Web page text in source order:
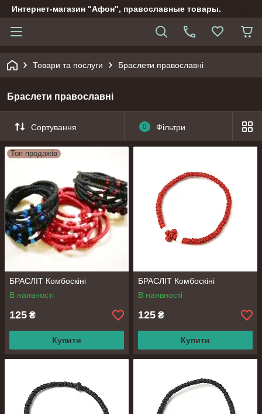
Интернет-магазин "Афон", православные товары.
Товари та послуги Браслети православні
Браслети православні
Сортування 0 Фільтри
Топ продажів
БРАСЛІТ Комбоскіні
В наявності
125 ₴
Купити
БРАСЛІТ Комбоскіні
В наявності
125 ₴
Купити